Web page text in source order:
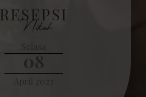
RESEPSI
Nikah
Selasa
08
April 2023